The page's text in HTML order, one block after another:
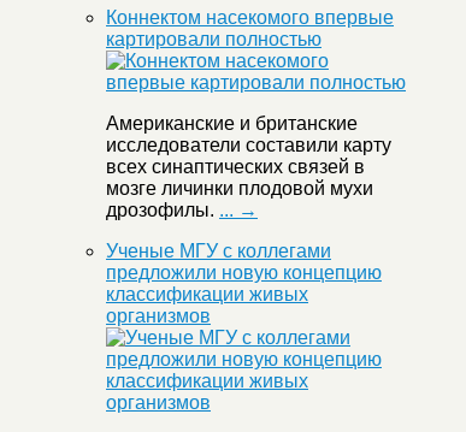
Коннектом насекомого впервые
картировали полностью
Американские и британские
исследователи составили карту
всех синаптических связей в
мозге личинки плодовой мухи
дрозофилы. ... →
Ученые МГУ с коллегами
предложили новую концепцию
классификации живых
организмов